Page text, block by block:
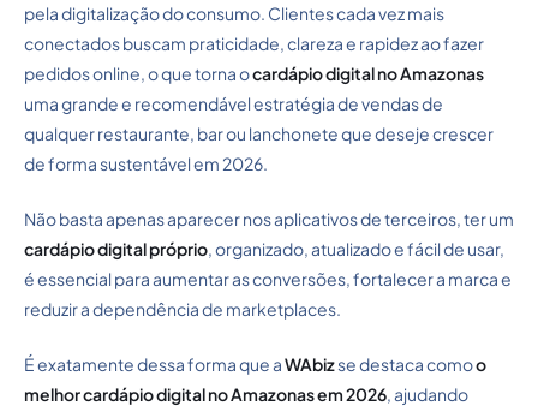
pela digitalização do consumo. Clientes cada vez mais
conectados buscam praticidade, clareza e rapidez ao fazer
pedidos online, o que torna ocardápio digital no Amazonas
uma grande e recomendável estratégia de vendas de
qualquer restaurante, bar ou lanchonete que deseje crescer
de forma sustentável em 2026.
Não basta apenas aparecer nos aplicativos de terceiros, ter um
cardápio digital próprio, organizado, atualizado e fácil de usar,
é essencial para aumentar as conversões, fortalecer a marca e
reduzir a dependência de marketplaces.
É exatamente dessa forma que aWAbizse destaca comoo
melhor cardápio digital no Amazonas em 2026, ajudando